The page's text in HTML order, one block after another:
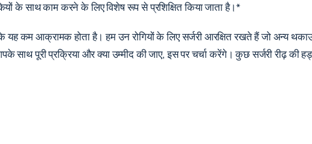
के साथ काम करने के लिए विशेष रूप से प्रशिक्षित किया जाता है।*
यह कम आक्रामक होता है। हम उन रोगियों के लिए सर्जरी आरक्षित रखते हैं जो अन्य
साथ पूरी प्रक्रिया और क्या उम्मीद की जाए, इस पर चर्चा करेंगे। कुछ सर्जरी रीढ़ की